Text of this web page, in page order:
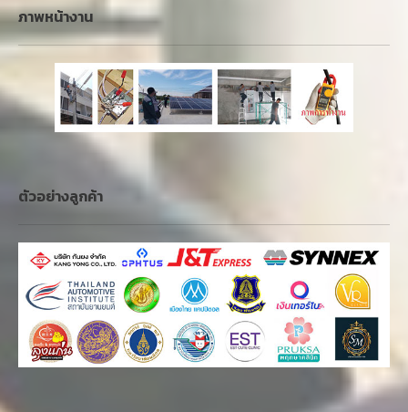
ภาพหน้างาน
ตัวอย่างลูกค้า